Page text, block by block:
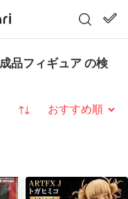
品フィギュア の検
並び替え